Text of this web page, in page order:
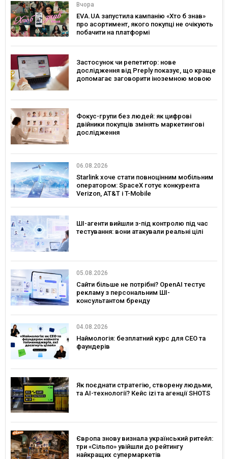
Вчора
EVA.UA запустила кампанію «Хто б знав»
про асортимент, якого покупці не очікують
побачити на платформі
Застосунок чи репетитор: нове
дослідження від Preply показує, що краще
допомагає заговорити іноземною мовою
Фокус-групи без людей: як цифрові
двійники покупців змінять маркетингові
дослідження
06.08.2026
Starlink хоче стати повноцінним мобільним
оператором: SpaceX готує конкурента
Verizon, AT&T і T-Mobile
ШІ-агенти вийшли з-під контролю під час
тестування: вони атакували реальні цілі
05.08.2026
Сайти більше не потрібні? OpenAI тестує
рекламу з персональним ШІ-
консультантом бренду
04.08.2026
Наймологія: безплатний курс для CEO та
фаундерів
Як поєднати стратегію, створену людьми,
та AI-технології? Кейс izi та агенції SHOTS
Європа знову визнала український ритейл:
три «Сільпо» увійшли до рейтингу
найкращих супермаркетів